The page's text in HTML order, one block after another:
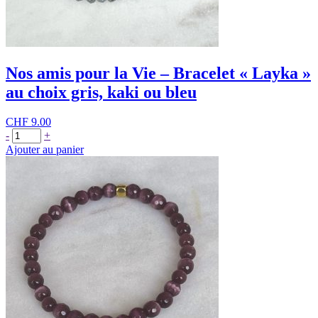
Nos amis pour la Vie – Bracelet « Layka »
au choix gris, kaki ou bleu
CHF 9.00
- quantité
de
Nos
Bracelet
"Layka"
choix
gris,
+
Ajouter au panier